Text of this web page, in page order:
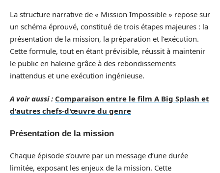
La structure narrative de « Mission Impossible » repose sur
un schéma éprouvé, constitué de trois étapes majeures : la
présentation de la mission, la préparation et l’exécution.
Cette formule, tout en étant prévisible, réussit à maintenir
le public en haleine grâce à des rebondissements
inattendus et une exécution ingénieuse.
A voir aussi : Comparaison entre le film A Big Splash et
d'autres chefs-d'œuvre du genre
Présentation de la mission
Chaque épisode s’ouvre par un message d’une durée
limitée, exposant les enjeux de la mission. Cette